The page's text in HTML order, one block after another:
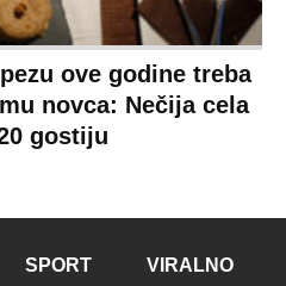
ove godine treba
novca: Nečija cela
gostiju
SPORT VIRALNO